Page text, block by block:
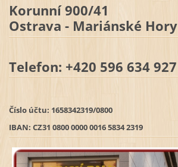
Korunní 900/41
Ostrava - Mariánské Hory
Telefon: +420 596 634 927
Číslo účtu: 1658342319/0800
IBAN: CZ31 0800 0000 0016 5834 2319